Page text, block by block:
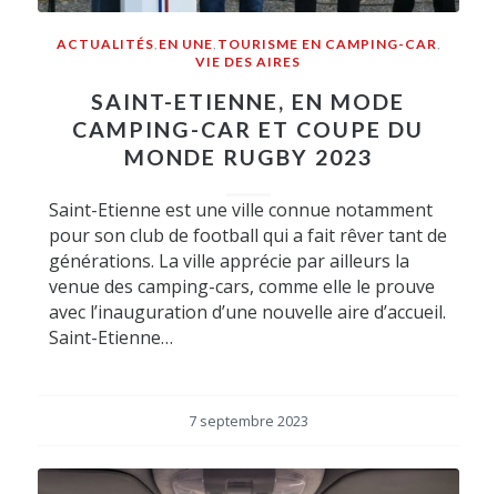
ACTUALITÉS EN UNE TOURISME EN CAMPING-CAR
VIE DES AIRES
SAINT-ETIENNE, EN MODE
CAMPING-CAR ET COUPE DU
MONDE RUGBY 2023
Saint-Etienne est une ville connue notamment
pour son club de football qui a fait rêver tant de
générations. La ville apprécie par ailleurs la
venue des camping-cars, comme elle le prouve
avec l’inauguration d’une nouvelle aire d’accueil.
Saint-Etienne…
7 septembre 2023